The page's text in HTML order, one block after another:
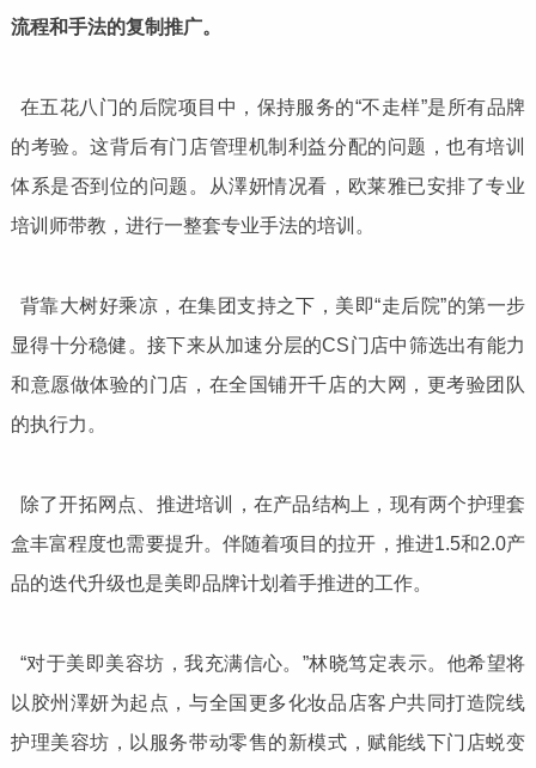
流程和手法的复制推广。
在五花八门的后院项目中，保持服务的“不走样”是所有品牌
的考验。这背后有门店管理机制利益分配的问题，也有培训
体系是否到位的问题。从澤妍情况看，欧莱雅已安排了专业
培训师带教，进行一整套专业手法的培训。
背靠大树好乘凉，在集团支持之下，美即“走后院”的第一步
显得十分稳健。接下来从加速分层的CS门店中筛选出有能力
和意愿做体验的门店，在全国铺开千店的大网，更考验团队
的执行力。
除了开拓网点、推进培训，在产品结构上，现有两个护理套
盒丰富程度也需要提升。伴随着项目的拉开，推进1.5和2.0产
品的迭代升级也是美即品牌计划着手推进的工作。
“对于美即美容坊，我充满信心。”林晓笃定表示。他希望将
以胶州澤妍为起点，与全国更多化妆品店客户共同打造院线
护理美容坊，以服务带动零售的新模式，赋能线下门店蜕变